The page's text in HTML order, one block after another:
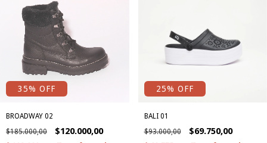
35% OFF
BROADWAY 02
$185.000,00
$120.000,00
25% OFF
BALI 01
$93.000,00
$69.750,00